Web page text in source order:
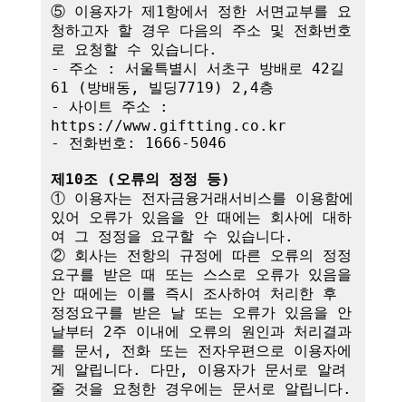
⑤ 이용자가 제1항에서 정한 서면교부를 요
청하고자 할 경우 다음의 주소 및 전화번호
로 요청할 수 있습니다.
- 주소 : 서울특별시 서초구 방배로 42길
61 (방배동, 빌딩7719) 2,4층
- 사이트 주소 :
https://www.giftting.co.kr
- 전화번호: 1666-5046
제10조 (오류의 정정 등)
① 이용자는 전자금융거래서비스를 이용함에
있어 오류가 있음을 안 때에는 회사에 대하
여 그 정정을 요구할 수 있습니다.
② 회사는 전항의 규정에 따른 오류의 정정
요구를 받은 때 또는 스스로 오류가 있음을
안 때에는 이를 즉시 조사하여 처리한 후
정정요구를 받은 날 또는 오류가 있음을 안
날부터 2주 이내에 오류의 원인과 처리결과
를 문서, 전화 또는 전자우편으로 이용자에
게 알립니다. 다만, 이용자가 문서로 알려
줄 것을 요청한 경우에는 문서로 알립니다.